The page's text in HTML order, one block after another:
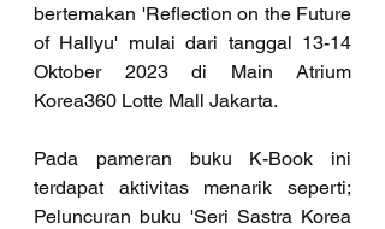
bertemakan 'Reflection on the Future
of Hallyu' mulai dari tanggal 13-14
Oktober 2023 di Main Atrium
Korea360 Lotte Mall Jakarta.
Pada pameran buku K-Book ini
terdapat aktivitas menarik seperti;
Peluncuran buku 'Seri Sastra Korea